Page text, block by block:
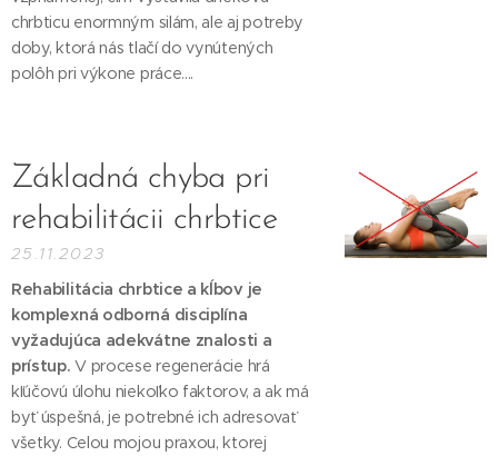
chrbticu enormným silám, ale aj potreby
doby, ktorá nás tlačí do vynútených
polôh pri výkone práce....
Základná chyba pri
rehabilitácii chrbtice
25.11.2023
Rehabilitácia chrbtice a kĺbov je
komplexná odborná disciplína
vyžadujúca adekvátne znalosti a
prístup. V procese regenerácie hrá
kľúčovú úlohu niekoľko faktorov, a ak má
byť úspešná, je potrebné ich adresovať
všetky. Celou mojou praxou, ktorej